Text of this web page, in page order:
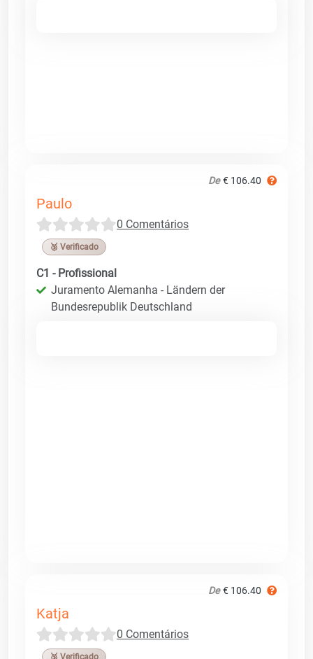
De € 106.40
Paulo
0 Comentários
🥉 Verificado
C1 - Profissional
Juramento Alemanha - Ländern der
Bundesrepublik Deutschland
De € 106.40
Katja
0 Comentários
🥉 Verificado